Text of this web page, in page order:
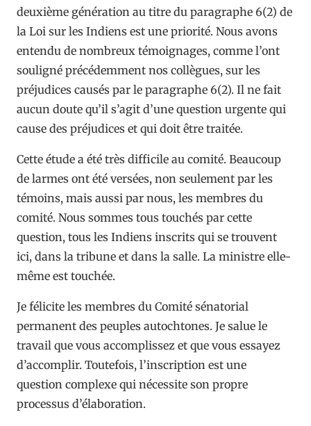
deuxième génération au titre du paragraphe 6(2) de
la Loi sur les Indiens est une priorité. Nous avons
entendu de nombreux témoignages, comme l’ont
souligné précédemment nos collègues, sur les
préjudices causés par le paragraphe 6(2). Il ne fait
aucun doute qu’il s’agit d’une question urgente qui
cause des préjudices et qui doit être traitée.
Cette étude a été très difficile au comité. Beaucoup
de larmes ont été versées, non seulement par les
témoins, mais aussi par nous, les membres du
comité. Nous sommes tous touchés par cette
question, tous les Indiens inscrits qui se trouvent
ici, dans la tribune et dans la salle. La ministre elle-
même est touchée.
Je félicite les membres du Comité sénatorial
permanent des peuples autochtones. Je salue le
travail que vous accomplissez et que vous essayez
d’accomplir. Toutefois, l’inscription est une
question complexe qui nécessite son propre
processus d’élaboration.